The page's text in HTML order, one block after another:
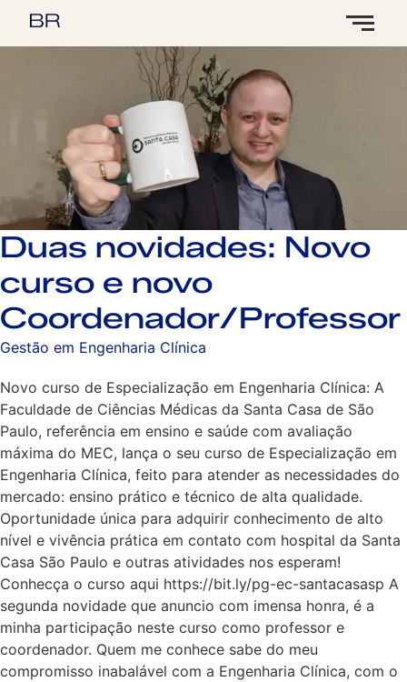
Duas novidades: Novo
curso e novo
Coordenador/Professor
Gestão em Engenharia Clínica
Novo curso de Especialização em Engenharia Clínica: A
Faculdade de Ciências Médicas da Santa Casa de São
Paulo, referência em ensino e saúde com avaliação
máxima do MEC, lança o seu curso de Especialização em
Engenharia Clínica, feito para atender as necessidades do
mercado: ensino prático e técnico de alta qualidade.
Oportunidade única para adquirir conhecimento de alto
nível e vivência prática em contato com hospital da Santa
Casa São Paulo e outras atividades nos esperam!
Conhecça o curso aqui https://bit.ly/pg-ec-santacasasp A
segunda novidade que anuncio com imensa honra, é a
minha participação neste curso como professor e
coordenador. Quem me conhece sabe do meu
compromisso inabalável com a Engenharia Clínica, com o